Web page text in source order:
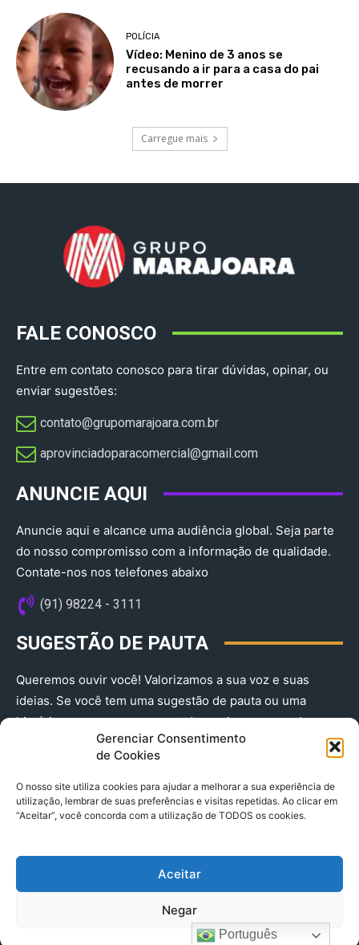
Gerenciar Consentimento
de Cookies
O nosso site utiliza cookies para ajudar a melhorar a sua experiência de
utilização, lembrar de suas preferências e visitas repetidas. Ao clicar em
“Aceitar”, você concorda com a utilização de TODOS os cookies.
Aceitar
Negar
POLÍCIA
Vídeo: Menino de 3 anos se
recusando a ir para a casa do pai
antes de morrer
Carregue mais
FALE CONOSCO
Entre em contato conosco para tirar dúvidas, opinar, ou
enviar sugestões:
contato@grupomarajoara.com.br
aprovinciadoparacomercial@gmail.com​
ANUNCIE AQUI
Anuncie aqui e alcance uma audiência global. Seja parte
do nosso compromisso com a informação de qualidade.
Contate-nos nos telefones abaixo
(91) 98224 - 3111
SUGESTÃO DE PAUTA
Queremos ouvir você! Valorizamos a sua voz e suas
ideias. Se você tem uma sugestão de pauta ou uma
história que merece ser contada, envie-nos agora!
(91) 98224 - 3111
© 2025 A Província do Pará CNPJ: 04.901.141/0001-36 End .
Trav. Quintino Bocaiuva 2301, Ed. Rogério Fernandez – Sala
2701- Cremação – CEP 66045.315
Português